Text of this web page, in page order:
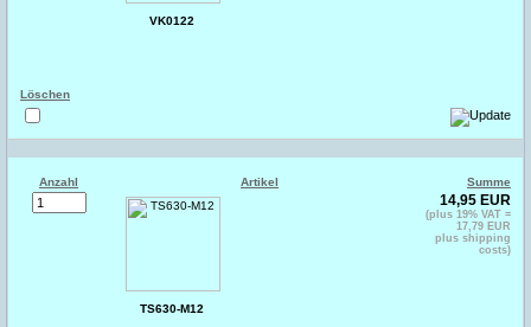
Löschen
VK0122
Artikel
TS630-M12
Anzahl Summe
14,95 EUR
(plus 19% VAT =
17,79 EUR
plus shipping
costs)